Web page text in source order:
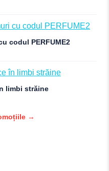
codul PERFUME2
limbi străine
→